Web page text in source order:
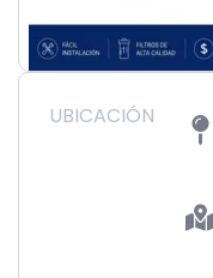
UBICACIÓN